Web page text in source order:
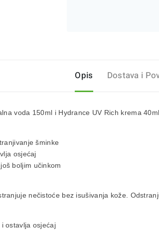
Opis Dostava i
voda 150ml i Hydrance UV Rich krema 40ml
šminke
osjećaj
boljim učinkom
nečistoće bez isušivanja kože.
ostavlja osjećaj